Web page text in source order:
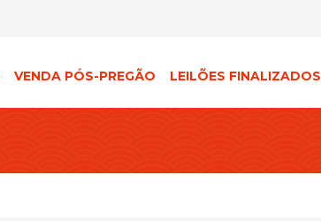
VENDA PÓS-PREGÃO LEILÕES FINALIZADOS